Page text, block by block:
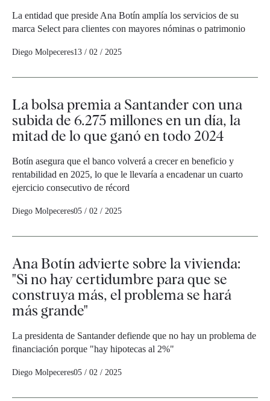
La entidad que preside Ana Botín amplía los servicios de su
marca Select para clientes con mayores nóminas o patrimonio
Diego Molpeceres13 / 02 / 2025
La bolsa premia a Santander con una
subida de 6.275 millones en un día, la
mitad de lo que ganó en todo 2024
Botín asegura que el banco volverá a crecer en beneficio y
rentabilidad en 2025, lo que le llevaría a encadenar un cuarto
ejercicio consecutivo de récord
Diego Molpeceres05 / 02 / 2025
Ana Botín advierte sobre la vivienda:
"Si no hay certidumbre para que se
construya más, el problema se hará
más grande"
La presidenta de Santander defiende que no hay un problema de
financiación porque "hay hipotecas al 2%"
Diego Molpeceres05 / 02 / 2025